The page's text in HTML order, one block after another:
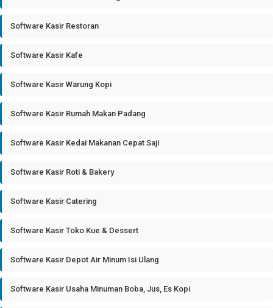
Software Kasir Restoran
Software Kasir Kafe
Software Kasir Warung Kopi
Software Kasir Rumah Makan Padang
Software Kasir Kedai Makanan Cepat Saji
Software Kasir Roti & Bakery
Software Kasir Catering
Software Kasir Toko Kue & Dessert
Software Kasir Depot Air Minum Isi Ulang
Software Kasir Usaha Minuman Boba, Jus, Es Kopi